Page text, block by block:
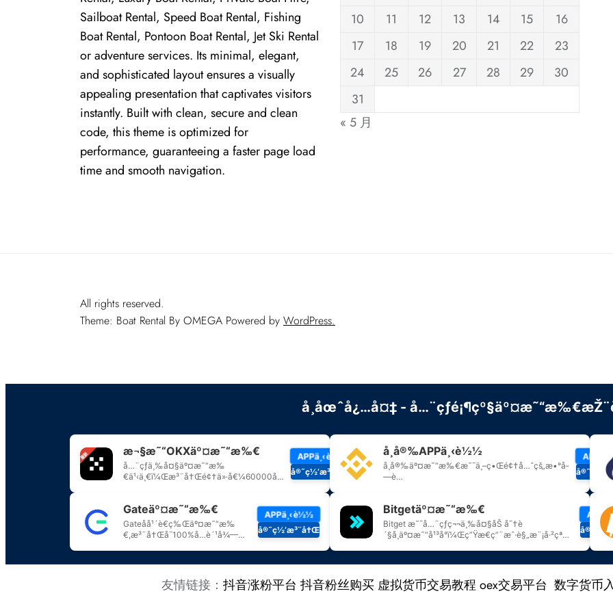
Sailboat Rental, Speed Boat Rental, Fishing
Boat Rental, Pontoon Boat Rental, Jet Ski Rental
or adventure services. Its minimal, elegant,
and sophisticated layout ensures a visually
appealing presentation that captivates visitors
instantly. Built with clean, secure and clean
code, this theme is optimized for
performance, guaranteeing a faster page load
time and smooth navigation.
10
11 12 13 14 15
16
17
18 19 20 21 22
23
24
25 26 27 28 29
30
31
« 5 月
All rights reserved.
Theme: Boat Rental By OMEGA Powered by WordPress.
友情链接： 抖音涨粉平台 抖音粉丝购买虚拟货币交易教程oex交易平台 数字货币